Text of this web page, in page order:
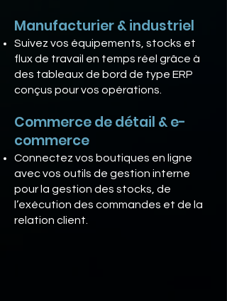
Manufacturier & industriel
Suivez vos équipements, stocks et
flux de travail en temps réel grâce à
des tableaux de bord de type ERP
conçus pour vos opérations.
Commerce de détail & e-
commerce
Connectez vos boutiques en ligne
avec vos outils de gestion interne
pour la gestion des stocks, de
l’exécution des commandes et de la
relation client.